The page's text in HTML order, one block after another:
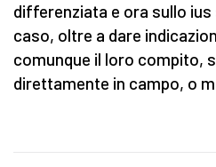
differenziata e ora sullo
caso, oltre a dare
comunque il loro compito,
direttamente in campo, o